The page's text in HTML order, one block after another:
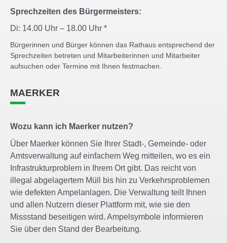
Sprechzeiten des Bürgermeisters:
Di: 14.00 Uhr – 18.00 Uhr *
Bürgerinnen und Bürger können das Rathaus entsprechend der
Sprechzeiten betreten und Mitarbeiterinnen und Mitarbeiter
aufsuchen oder Termine mit Ihnen festmachen.
MAERKER
Wozu kann ich Maerker nutzen?
Über Maerker können Sie Ihrer Stadt-, Gemeinde- oder
Amtsverwaltung auf einfachem Weg mitteilen, wo es ein
Infrastrukturproblem in Ihrem Ort gibt. Das reicht von
illegal abgelagertem Müll bis hin zu Verkehrsproblemen
wie defekten Ampelanlagen. Die Verwaltung teilt Ihnen
und allen Nutzern dieser Plattform mit, wie sie den
Missstand beseitigen wird. Ampelsymbole informieren
Sie über den Stand der Bearbeitung.